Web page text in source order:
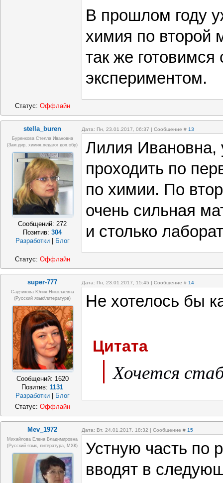
В прошлом году
химия по второй
так же готовимся
экспериментом.
Статус: Оффлайн
stella_buren Дата: Пн, 23.01.2017, 06:37 | Сообщение # 13
Буренкова Стелла Ивановна
(зам.дир, химия,педагог доп.обр)
Сообщений: 272
Позитив:304
Разработки | Блог
Лилия Ивановна,
проходить по
по химии. По
очень сильная
и столько
Статус: Оффлайн
super-777 Дата: Пн, 23.01.2017, 15:45 | Сообщение # 14
Садчикова Юлия Николаевна
(русский язык/литература)
Сообщений: 1620
Позитив:1131
Разработки
Блог
Не хотелось бы
Цитата
Хочется
Статус: Оффлайн
Mev_1972 Дата: Вт, 24.01.2017, 18:32 | Сообщение # 15
Михайлова Елена Владимировна
(Русский язык, литература, МХК)
Устную часть по
вводят в